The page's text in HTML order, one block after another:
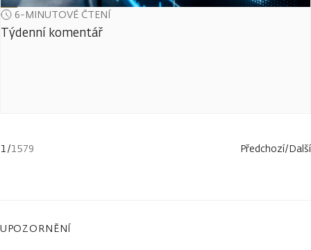
6-MINUTOVÉ ČTENÍ
Týdenní komentář
1/1579 Předchozí/Další
UPOZORNĚNÍ